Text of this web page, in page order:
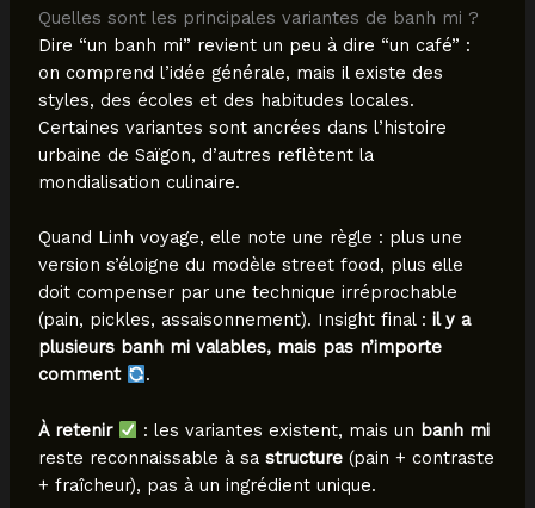
Quelles sont les principales variantes de banh mi ?
Dire “un banh mi” revient un peu à dire “un café” :
on comprend l’idée générale, mais il existe des
styles, des écoles et des habitudes locales.
Certaines variantes sont ancrées dans l’histoire
urbaine de Saïgon, d’autres reflètent la
mondialisation culinaire.
Quand Linh voyage, elle note une règle : plus une
version s’éloigne du modèle street food, plus elle
doit compenser par une technique irréprochable
(pain, pickles, assaisonnement). Insight final : il y a
plusieurs banh mi valables, mais pas n’importe
comment
.
À retenir : les variantes existent, mais un banh mi
reste reconnaissable à sa structure(pain + contraste
+ fraîcheur), pas à un ingrédient unique.